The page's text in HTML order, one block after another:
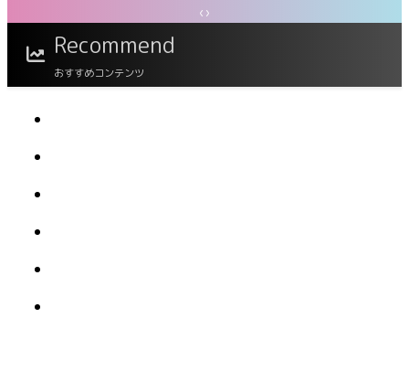
蓬莱舞『忘れられない時間』BOMBデジタル写
‹›
Recommend
おすすめコンテンツ